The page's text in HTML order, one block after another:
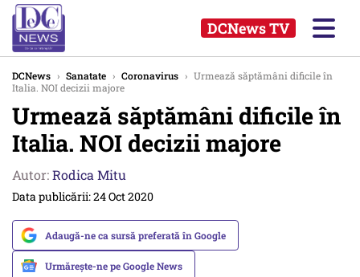
DCNews TV
DCNews › Sanatate › Coronavirus › Urmează săptămâni dificile în
Italia. NOI decizii majore
Urmează săptămâni dificile în
Italia. NOI decizii majore
Autor:Rodica Mitu
Data publicării: 24 Oct 2020
Adaugă-ne ca sursă preferată în Google
Urmărește-ne pe Google News